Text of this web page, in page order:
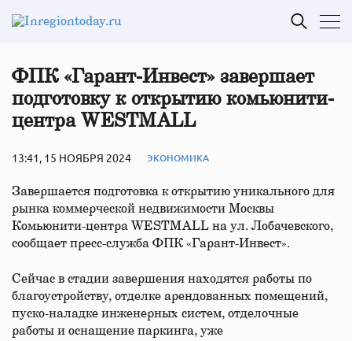
ФПК «Гарант-Инвест» завершает
подготовку к открытию комьюнити-
центра WESTMALL
13:41, 15 НОЯБРЯ 2024 ЭКОНОМИКА
Завершается подготовка к открытию уникального для
рынка коммерческой недвижимости Москвы
Комьюнити-центра WESTMALL на ул. Лобачевского,
сообщает пресс-служба ФПК «Гарант-Инвест».
Сейчас в стадии завершения находятся работы по
благоустройству, отделке арендованных помещений,
пуско-наладке инженерных систем, отделочные
работы и оснащение паркинга, уже